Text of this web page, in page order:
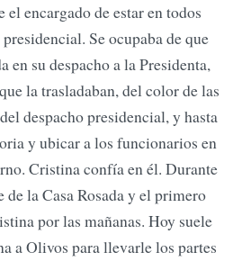
encargado de estar en todos
Se ocupaba de que
en su despacho a la Presidenta,
la trasladaban, del color de las
despacho presidencial, y hasta
y ubicar a los funcionarios en
Cristina confía en él. Durante
la Casa Rosada y el primero
por las mañanas. Hoy suele
a Olivos para llevarle los partes